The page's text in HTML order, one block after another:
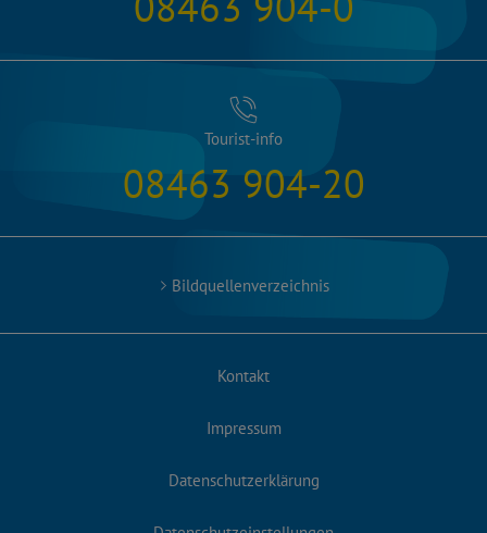
Tourist-info
08463 904-20
Bildquellenverzeichnis
Kontakt
Impressum
Datenschutzerklärung